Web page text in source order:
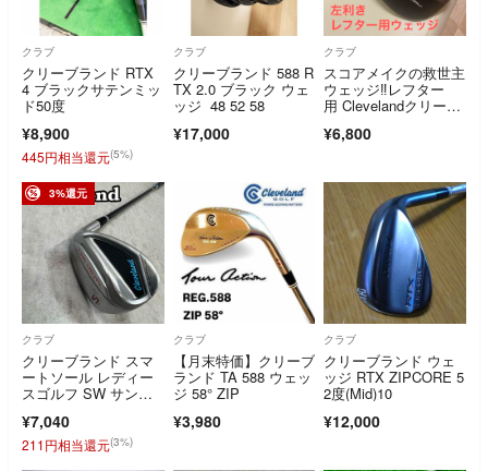
クラブ
クリーブランド RTX
4 ブラックサテンミッ
ド50度
¥8,900
445円相当還元(5%)
クラブ
クリーブランド 588 R
TX 2.0 ブラック ウェ
ッジ 48 52 58
¥17,000
クラブ
スコアメイクの救世主
ウェッジ‼️レフター
用 Clevelandクリーブ
¥6,800
3%還元
クラブ
クリーブランド スマ
ートソール レディー
スゴルフ SW サンド
eveland SMART SOL
E
¥7,040
211円相当還元(3%)
クラブ
【月末特価】クリーブ
ランド TA 588 ウェッ
ジ 58° ZIP
¥3,980
クラブ
クリーブランド ウェ
ッジ RTX ZIPCORE 5
2度(Mid)10
¥12,000